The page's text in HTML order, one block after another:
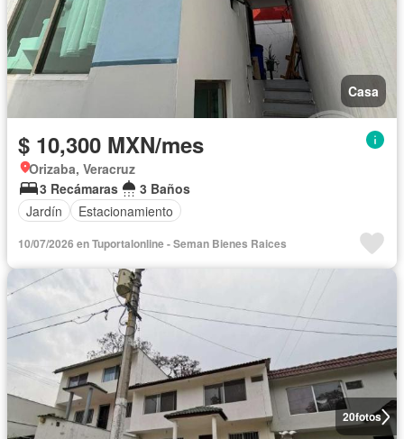
Casa
$ 10,300 MXN/mes
Orizaba, Veracruz
3 Recámaras
3 Baños
Jardín
Estacionamiento
10/07/2026 en Tuportalonline - Seman Bienes Raices
20fotos